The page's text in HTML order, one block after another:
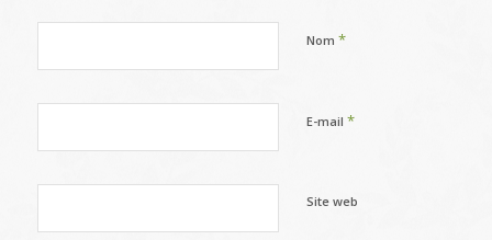
Nom *
E-mail *
Site web